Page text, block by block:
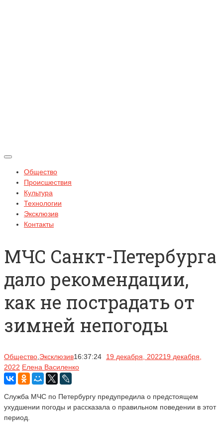
Общество
Происшествия
Культура
Технологии
Эксклюзив
Контакты
МЧС Санкт-Петербурга
дало рекомендации,
как не пострадать от
зимней непогоды
Общество Эксклюзив16:37:24 19 декабря, 202219 декабря,
2022 Елена Василенко
Служба МЧС по Петербургу предупредила о предстоящем
ухудшении погоды и рассказала о правильном поведении в этот
период.